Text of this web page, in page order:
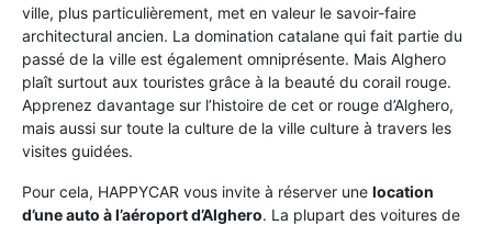
ville, plus particulièrement, met en valeur le savoir-faire
architectural ancien. La domination catalane qui fait partie du
passé de la ville est également omniprésente. Mais Alghero
plaît surtout aux touristes grâce à la beauté du corail rouge.
Apprenez davantage sur l’histoire de cet or rouge d’Alghero,
mais aussi sur toute la culture de la ville culture à travers les
visites guidées.
Pour cela, HAPPYCAR vous invite à réserver une location
d’une auto à l’aéroport d’Alghero. La plupart des voitures de